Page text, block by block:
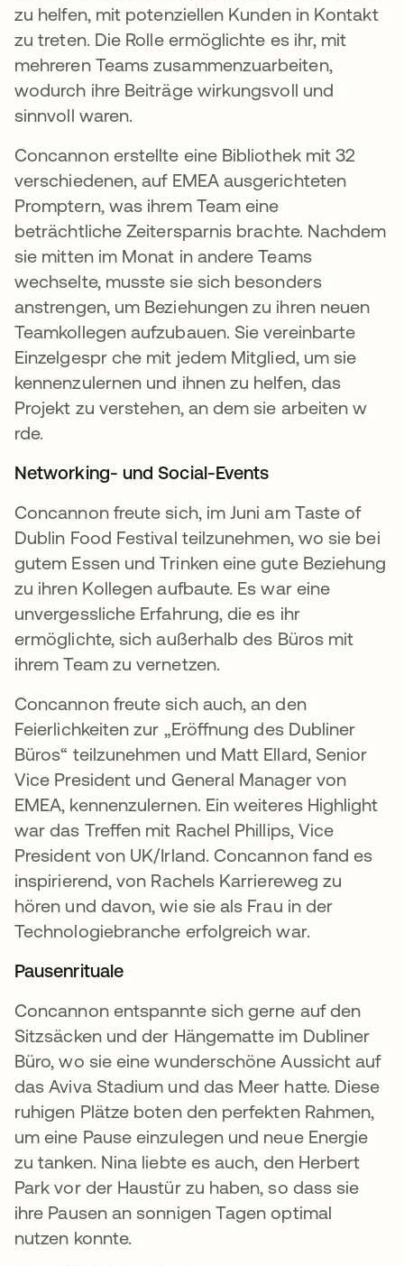
zu helfen, mit potenziellen Kunden in Kontakt
zu treten. Die Rolle ermöglichte es ihr, mit
mehreren Teams zusammenzuarbeiten,
wodurch ihre Beiträge wirkungsvoll und
sinnvoll waren.
Concannon erstellte eine Bibliothek mit 32
verschiedenen, auf EMEA ausgerichteten
Promptern, was ihrem Team eine
beträchtliche Zeitersparnis brachte. Nachdem
sie mitten im Monat in andere Teams
wechselte, musste sie sich besonders
anstrengen, um Beziehungen zu ihren neuen
Teamkollegen aufzubauen. Sie vereinbarte
Einzelgespr che mit jedem Mitglied, um sie
kennenzulernen und ihnen zu helfen, das
Projekt zu verstehen, an dem sie arbeiten w
rde.
Networking- und Social-Events
Concannon freute sich, im Juni am Taste of
Dublin Food Festival teilzunehmen, wo sie bei
gutem Essen und Trinken eine gute Beziehung
zu ihren Kollegen aufbaute. Es war eine
unvergessliche Erfahrung, die es ihr
ermöglichte, sich außerhalb des Büros mit
ihrem Team zu vernetzen.
Concannon freute sich auch, an den
Feierlichkeiten zur „Eröffnung des Dubliner
Büros“ teilzunehmen und Matt Ellard, Senior
Vice President und General Manager von
EMEA, kennenzulernen. Ein weiteres Highlight
war das Treffen mit Rachel Phillips, Vice
President von UK/Irland. Concannon fand es
inspirierend, von Rachels Karriereweg zu
hören und davon, wie sie als Frau in der
Technologiebranche erfolgreich war.
Pausenrituale
Concannon entspannte sich gerne auf den
Sitzsäcken und der Hängematte im Dubliner
Büro, wo sie eine wunderschöne Aussicht auf
das Aviva Stadium und das Meer hatte. Diese
ruhigen Plätze boten den perfekten Rahmen,
um eine Pause einzulegen und neue Energie
zu tanken. Nina liebte es auch, den Herbert
Park vor der Haustür zu haben, so dass sie
ihre Pausen an sonnigen Tagen optimal
nutzen konnte.